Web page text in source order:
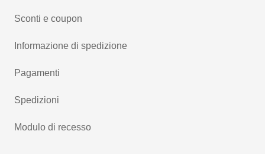
Sconti e coupon
Informazione di spedizione
Pagamenti
Spedizioni
Modulo di recesso